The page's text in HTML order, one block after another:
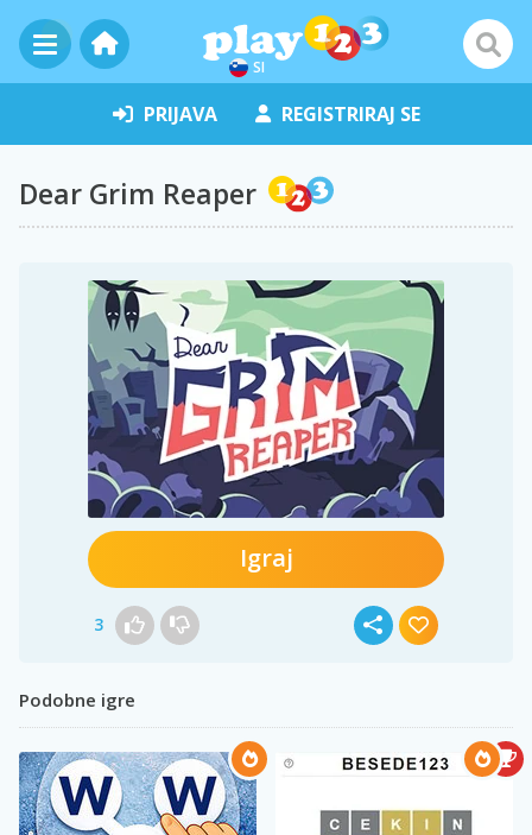
SI
PRIJAVA REGISTRIRAJ SE
Dear Grim Reaper
Igraj
3
Podobne igre